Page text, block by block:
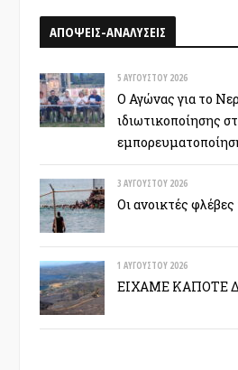
ΑΠΟΨΕΙΣ-ΑΝΑΛΥΣΕΙΣ
5 ΑΥΓΟΎΣΤΟΥ 2026
Ο Αγώνας για το
ιδιωτικοποίησης
3 ΑΥΓΟΎΣΤΟΥ 2026
Οι ανοικτές
1 ΑΥΓΟΎΣΤΟΥ 2026
ΕΙΧΑΜΕ ΚΑΠΟΤΕ